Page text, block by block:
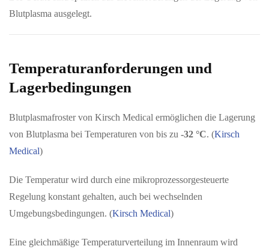
Blutplasma ausgelegt.
Temperaturanforderungen und
Lagerbedingungen
Blutplasmafroster von Kirsch Medical ermöglichen die Lagerung
von Blutplasma bei Temperaturen von bis zu -32 °C. (Kirsch
Medical)
Die Temperatur wird durch eine mikroprozessorgesteuerte
Regelung konstant gehalten, auch bei wechselnden
Umgebungsbedingungen. (Kirsch Medical)
Eine gleichmäßige Temperaturverteilung im Innenraum wird